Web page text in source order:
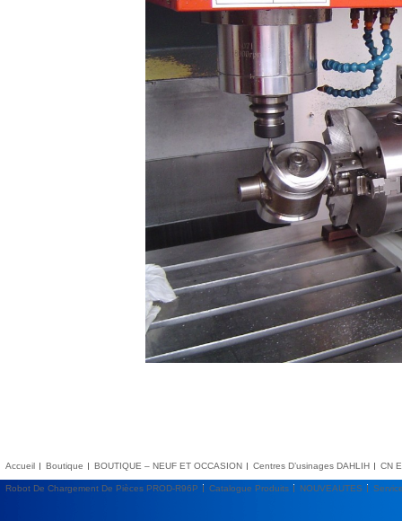
Accueil Boutique BOUTIQUE – NEUF ET OCCASION Centres D’usinages DAHLIH CN
Robot De Chargement De Pièces PROD-R96P Catalogue Produits NOUVEAUTES